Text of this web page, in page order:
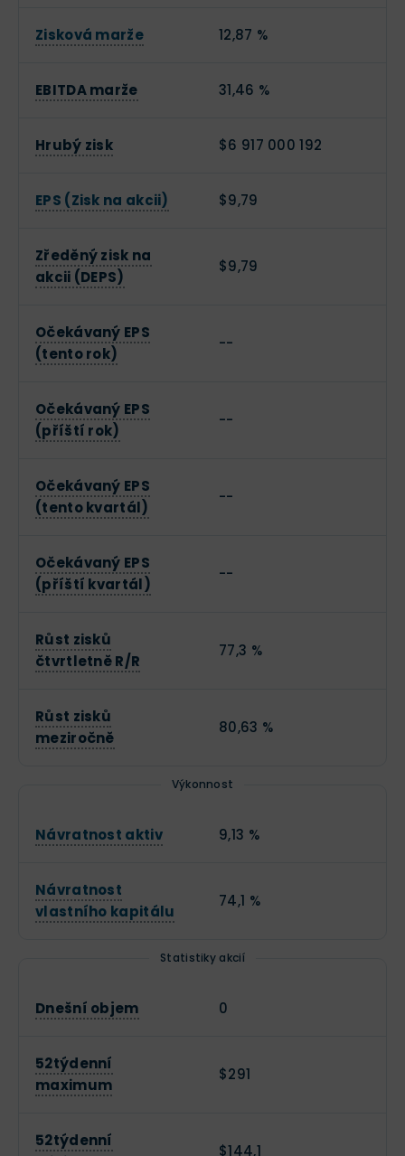
Zisková marže 12,87 %
EBITDA marže 31,46 %
Hrubý zisk $6 917 000 192
EPS (Zisk na akcii) $9,79
Zředěný zisk na
akcii (DEPS)
$9,79
Očekávaný EPS
(tento rok)
--
Očekávaný EPS
(příští rok)
--
Očekávaný EPS
(tento kvartál)
--
Očekávaný EPS
(příští kvartál)
--
Růst zisků
čtvrtletně R/R
77,3 %
Růst zisků
meziročně
80,63 %
Výkonnost
Návratnost aktiv 9,13 %
Návratnost
vlastního kapitálu
74,1 %
Statistiky akcií
Dnešní objem 0
52týdenní
maximum
$291
52týdenní
$144,1